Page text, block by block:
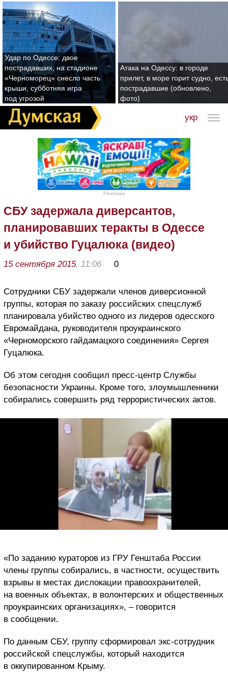
Удар по Одессе: двое
пострадавших, на стадионе
«Черноморец» снесло часть
крыши, субботняя игра
под угрозой
Атака на Одессу: в городе
прилет, в море горит судно,
пострадавшие (обновлено,
фото)
укр
Реклама
СБУ задержала диверсантов,
планировавших теракты в Одессе
и убийство Гуцалюка (видео)
15 сентября 2015, 11:06 0
Сотрудники СБУ задержали членов диверсионной
группы, которая по заказу российских спецслужб
планировала убийство одного из лидеров одесского
Евромайдана, руководителя проукраинского
«Черноморского гайдамацкого соединения» Сергея
Гуцалюка.
Об этом сегодня сообщил пресс-центр Службы
безопасности Украины. Кроме того, злоумышленники
собирались совершить ряд террористических актов.
«По заданию кураторов из ГРУ Генштаба России
члены группы собирались, в частности, осуществить
взрывы в местах дислокации правоохранителей,
на военных объектах, в волонтерских и общественных
проукраинских организациях», – говорится
в сообщении.
По данным СБУ, группу сформировал экс-сотрудник
российской спецслужбы, который находится
в оккупированном Крыму.